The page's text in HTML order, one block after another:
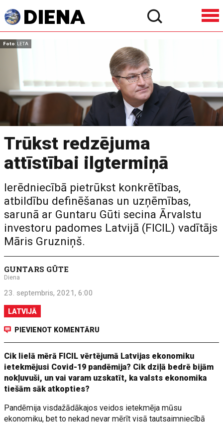
Foto: LETA
Trūkst redzējuma
attīstībai ilgtermiņā
Ierēdniecībā pietrūkst konkrētības,
atbildību definēšanas un uzņēmības,
sarunā ar Guntaru Gūti secina Ārvalstu
investoru padomes Latvijā (FICIL) vadītājs
Māris Gruzniņš.
GUNTARS GŪTE
Diena
23. septembris, 2021, 6:00
LATVIJĀ
PIEVIENOT KOMENTĀRU
Cik lielā mērā FICIL vērtējumā Latvijas ekonomiku
ietekmējusi Covid-19 pandēmija? Cik dziļā bedrē bijām
nokļuvuši, un vai varam uzskatīt, ka valsts ekonomika
tiešām sāk atkopties?
Pandēmija visdažādākajos veidos ietekmēja mūsu
ekonomiku, bet to nekad nevar mērīt visā tautsaimniecībā